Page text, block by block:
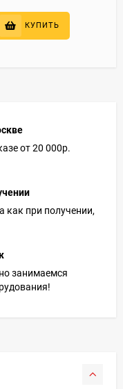
КУПИТЬ
от 20 000р.
как при получении,
занимаемся